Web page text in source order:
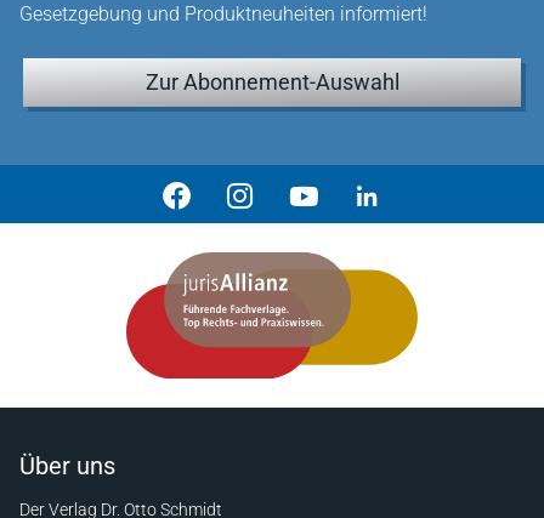
Gesetzgebung und Produktneuheiten informiert!
Zur Abonnement-Auswahl
Über uns
Der Verlag Dr. Otto Schmidt